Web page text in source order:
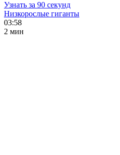
Узнать за 90 секунд
Низкорослые гиганты
03:58
2 мин